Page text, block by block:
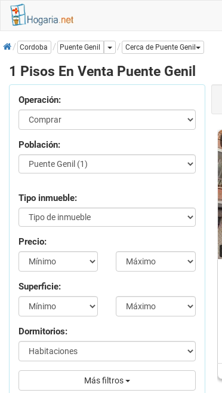
InicioCordoba Puente Genil Dropdown
Cerca de Puente Genil
1 Pisos En Venta Puente Genil
Operación:
Población:
Tipo inmueble:
Precio:
Superficie:
Dormitorios:
Más filtros